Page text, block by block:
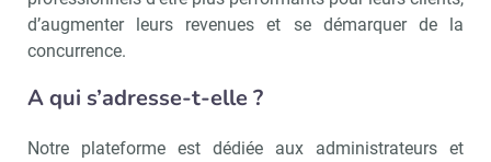
d’augmenter leurs revenues et se démarquer de la
concurrence.
A qui s’adresse-t-elle ?
Notre plateforme est dédiée aux administrateurs et